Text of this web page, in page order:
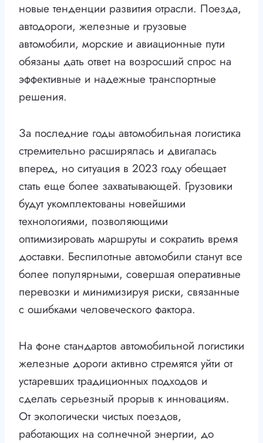
новые тенденции развития отрасли. Поезда,
автодороги, железные и грузовые
автомобили, морские и авиационные пути
обязаны дать ответ на возросший спрос на
эффективные и надежные транспортные
решения.
За последние годы автомобильная логистика
стремительно расширялась и двигалась
вперед, но ситуация в 2023 году обещает
стать еще более захватывающей. Грузовики
будут укомплектованы новейшими
технологиями, позволяющими
оптимизировать маршруты и сократить время
доставки. Беспилотные автомобили станут все
более популярными, совершая оперативные
перевозки и минимизируя риски, связанные
с ошибками человеческого фактора.
На фоне стандартов автомобильной логистики
железные дороги активно стремятся уйти от
устаревших традиционных подходов и
сделать серьезный прорыв к инновациям.
От экологически чистых поездов,
работающих на солнечной энергии, до